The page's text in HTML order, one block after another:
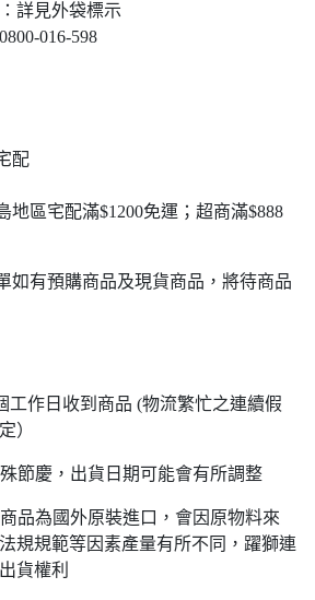
詳見外袋標示
016-598
配
地區宅配滿$1200免運；超商滿$888
如有預購商品及現貨商品，將待商品
工作日收到商品 (物流繁忙之連續假
）
節慶，出貨日期可能會有所調整
品為國外原裝進口，會因原物料來
規規範等因素產量有所不同，躍獅連
貨權利